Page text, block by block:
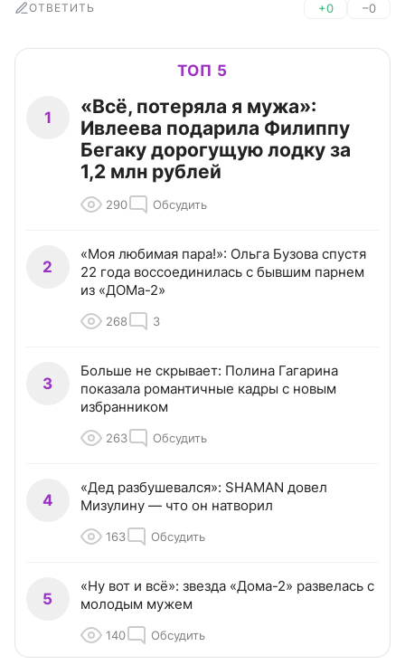
ОТВЕТИТЬ +0 –0
ТОП 5
1
«Всё, потеряла я мужа»:
Ивлеева подарила Филиппу
Бегаку дорогущую лодку за
1,2 млн рублей
290 Обсудить
2
«Моя любимая пара!»: Ольга Бузова спустя
22 года воссоединилась с бывшим парнем
из «ДОМа-2»
268 3
3
Больше не скрывает: Полина Гагарина
показала романтичные кадры с новым
избранником
263 Обсудить
4
«Дед разбушевался»: SHAMAN довел
Мизулину — что он натворил
163 Обсудить
5
«Ну вот и всё»: звезда «Дома-2» развелась с
молодым мужем
140 Обсудить